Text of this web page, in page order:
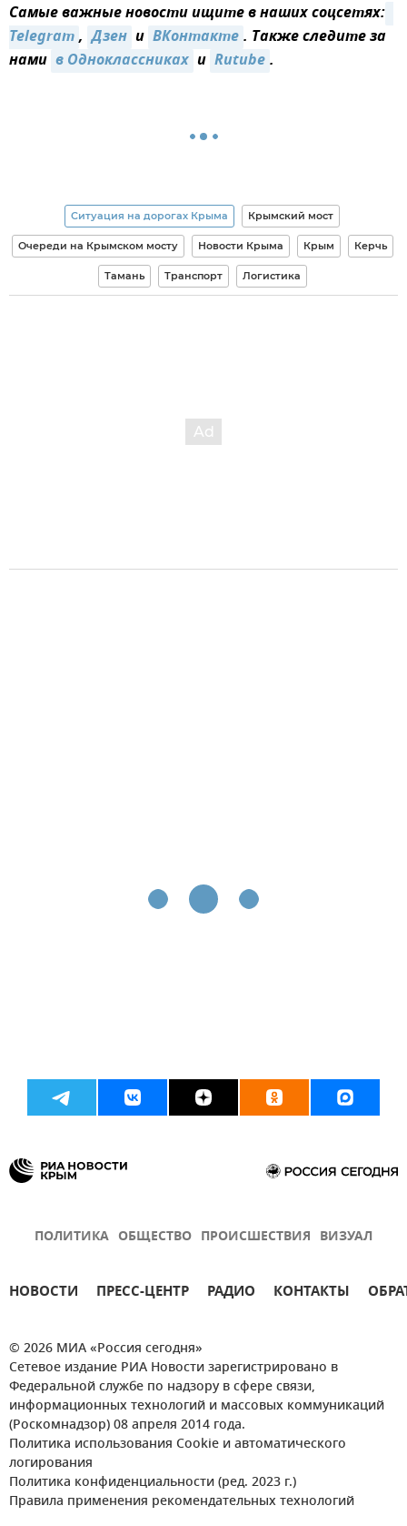
Самые важные новости ищите в наших соцсетях:
Telegram, Дзен и ВКонтакте. Также следите за
нами в Одноклассниках и Rutube.
Ситуация на дорогах Крыма Крымский мост
Очереди на Крымском мосту Новости Крыма Крым Керчь
Тамань Транспорт Логистика
ПОЛИТИКА ОБЩЕСТВО ПРОИСШЕСТВИЯ ВИЗУАЛ
НОВОСТИ ПРЕСС-ЦЕНТР РАДИО КОНТАКТЫ
© 2026 МИА «Россия сегодня»
Сетевое издание РИА Новости зарегистрировано в
Федеральной службе по надзору в сфере связи,
информационных технологий и массовых коммуникаций
(Роскомнадзор) 08 апреля 2014 года.
Политика использования Cookie и автоматического
логирования
Политика конфиденциальности (ред. 2023 г.)
Правила применения рекомендательных технологий